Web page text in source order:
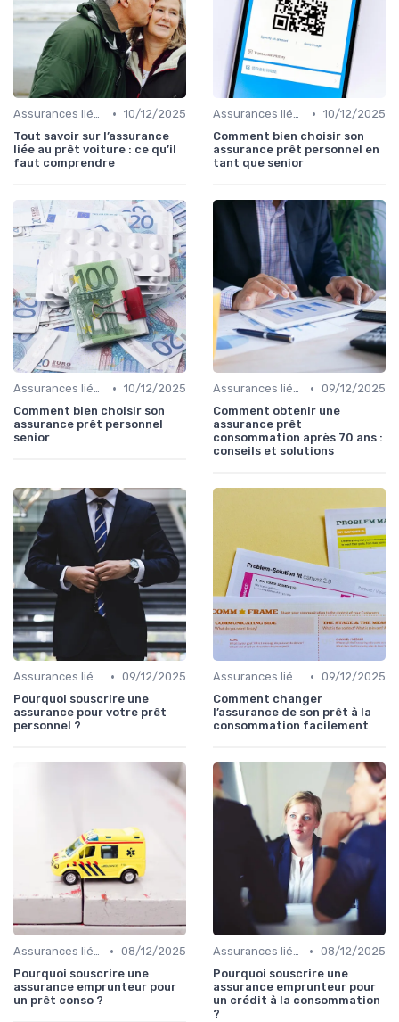
Assurances liées au crédit • 10/12/2025
Tout savoir sur l’assurance
liée au prêt voiture : ce qu’il
faut comprendre
Assurances liées au crédit • 10/12/2025
Comment bien choisir son
assurance prêt personnel en
tant que senior
Assurances liées au crédit • 10/12/2025
Comment bien choisir son
assurance prêt personnel
senior
Assurances liées au crédit • 09/12/2025
Comment obtenir une
assurance prêt
consommation après 70 ans :
conseils et solutions
Assurances liées au crédit • 09/12/2025
Pourquoi souscrire une
assurance pour votre prêt
personnel ?
Assurances liées au crédit • 09/12/2025
Comment changer
l’assurance de son prêt à la
consommation facilement
Assurances liées au crédit • 08/12/2025
Pourquoi souscrire une
assurance emprunteur pour
un prêt conso ?
Assurances liées au crédit • 08/12/2025
Pourquoi souscrire une
assurance emprunteur pour
un crédit à la consommation
?